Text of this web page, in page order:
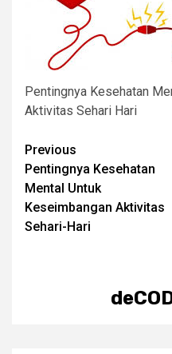
Pentingnya Kesehatan
Aktivitas Sehari Hari
Post
navigation
Previous
Pentingnya Kesehatan
Mental Untuk
Keseimbangan Aktivitas
Sehari-Hari